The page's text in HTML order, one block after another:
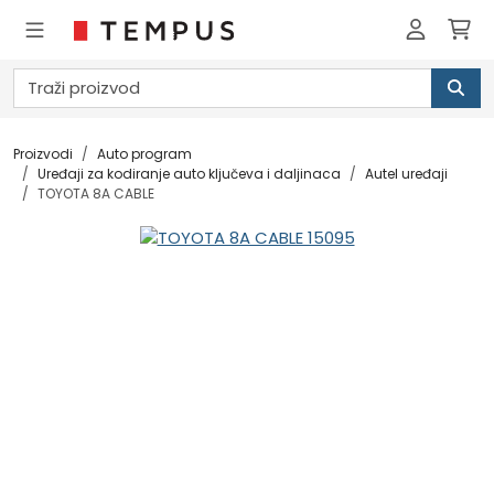
Proizvodi
Auto program
Uređaji za kodiranje auto ključeva i daljinaca
Autel uređaji
TOYOTA 8A CABLE